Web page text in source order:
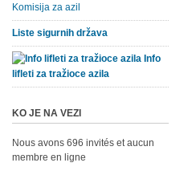
Komisija za azil
Liste sigurnih država
Info
lifleti za tražioce azila
KO JE NA VEZI
Nous avons 696 invités et aucun
membre en ligne